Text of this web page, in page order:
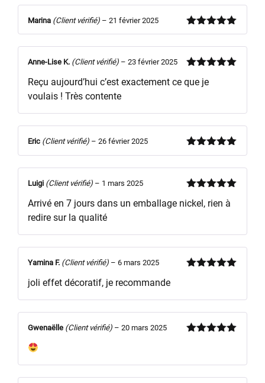
Note5sur
Marina (Client vérifié) – 21 février 2025
5
Anne-Lise K. (Client vérifié) – 23 février 2025
Reçu aujourd’hui c’est exactement ce que je
voulais ! Très contente
Note5sur
Eric (Client vérifié) – 26 février 2025
5
Luigi (Client vérifié) – 1 mars 2025
Arrivé en 7 jours dans un emballage nickel, rien à
redire sur la qualité
Yamina F. (Client vérifié) – 6 mars 2025
joli effet décoratif, je recommande
Gwenaëlle (Client vérifié) – 20 mars 2025